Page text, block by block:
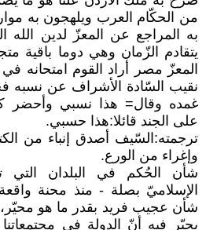
من الحكّام العرب ويلهجون به
به المراجع عن المعزّ لدين الله
يتقادم الزّمان وهي دوما باقية
المعزّ مصر أراد القوم امتحانه
نقيب السّادة الأشراف عن
غمده وقال= هذا نسبي وأحضر
على الجند قائلا:هذا حسبي.
ترجمته:السّيف أصدق إنباء من
وإغراء من الورع.
شأن الحُكم في البلدان التي
الإسلاميّ بصلة - منذ محنة
شأن عجيب فريد بقدر ما هو
يحيّر فيه أنّ الدولة في